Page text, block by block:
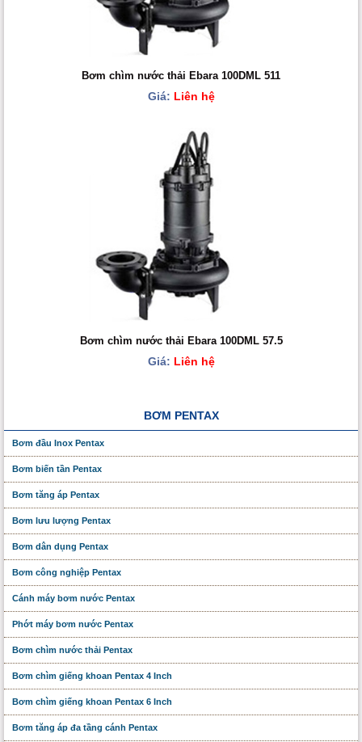
Bơm chìm nước thải Ebara 100DML 511
Giá: Liên hệ
Bơm chìm nước thải Ebara 100DML 57.5
Giá: Liên hệ
BƠM PENTAX
Bơm đầu Inox Pentax
Bơm biến tần Pentax
Bơm tăng áp Pentax
Bơm lưu lượng Pentax
Bơm dân dụng Pentax
Bơm công nghiệp Pentax
Cánh máy bơm nước Pentax
Phớt máy bơm nước Pentax
Bơm chìm nước thải Pentax
Bơm chìm giếng khoan Pentax 4 Inch
Bơm chìm giếng khoan Pentax 6 Inch
Bơm tăng áp đa tầng cánh Pentax